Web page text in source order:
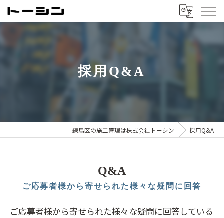
採用Q&A
練馬区の施工管理は株式会社トーシン 採用Q&A
ご応募者様から寄せられた様々な疑問に回答
Q&A
ご応募者様から寄せられた様々な疑問に回答している